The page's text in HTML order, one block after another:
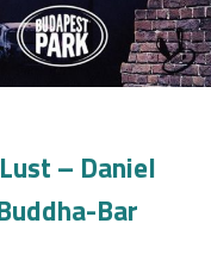
– Daniel
Bar